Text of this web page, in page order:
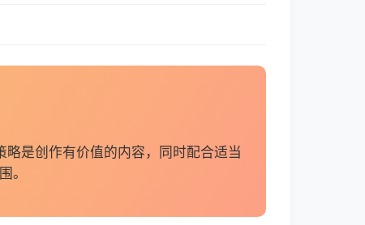
是创作有价值的内容，同时配合适当
。